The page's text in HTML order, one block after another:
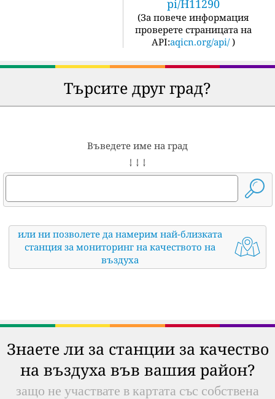
pi/H11290
(За повече информация
проверете страницата на
API:aqicn.org/api/ )
Търсите друг град?
Въведете име на град
↓ ↓ ↓
или ни позволете да намерим най-близката
станция за мониторинг на качеството на
въздуха
Знаете ли за станции за качество
на въздуха във вашия район?
защо не участвате в картата със собствена